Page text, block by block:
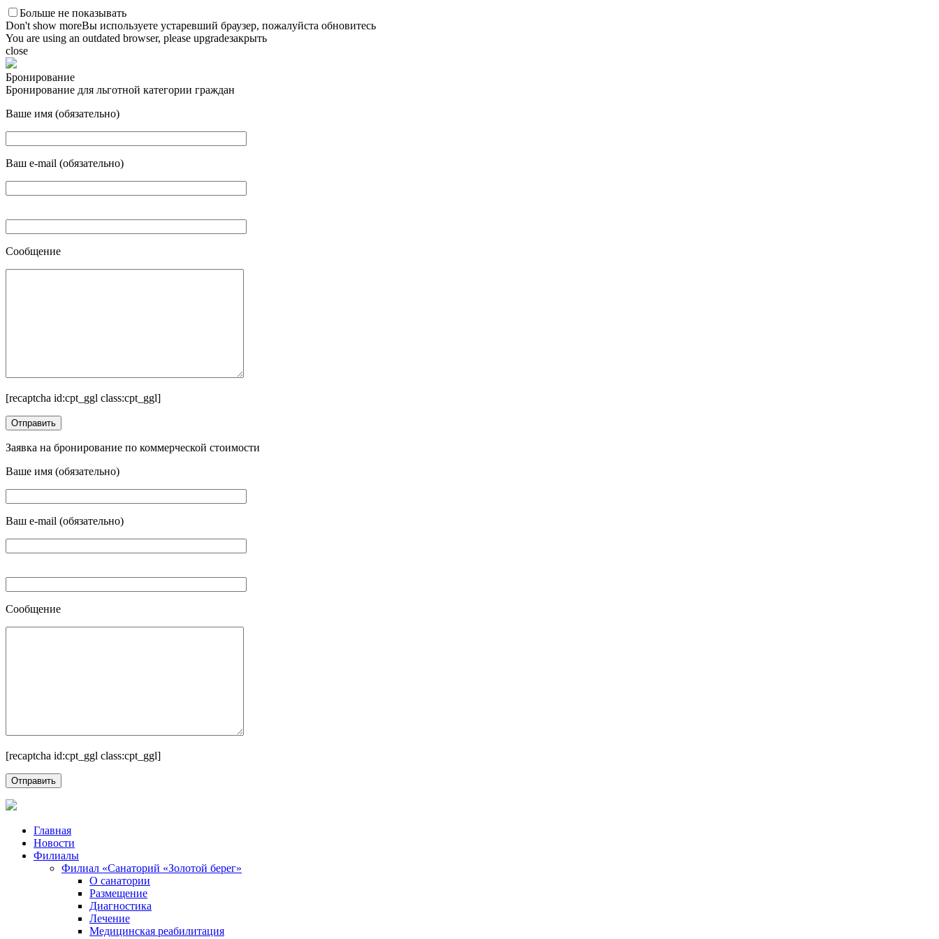
Больше не показывать
Don't show moreВы используете устаревший браузер, пожалуйста обновитесь
You are using an outdated browser, please upgradeзакрыть
close
Бронирование
Бронирование для льготной категории граждан
Ваше имя (обязательно)
Ваш e-mail (обязательно)
Сообщение
[recaptcha id:cpt_ggl class:cpt_ggl]
Заявка на бронирование по коммерческой стоимости
Ваше имя (обязательно)
Ваш e-mail (обязательно)
Сообщение
[recaptcha id:cpt_ggl class:cpt_ggl]
Главная
Новости
Филиалы
Филиал «Санаторий «Золотой берег»
О санатории
Размещение
Диагностика
Лечение
Медицинская реабилитация